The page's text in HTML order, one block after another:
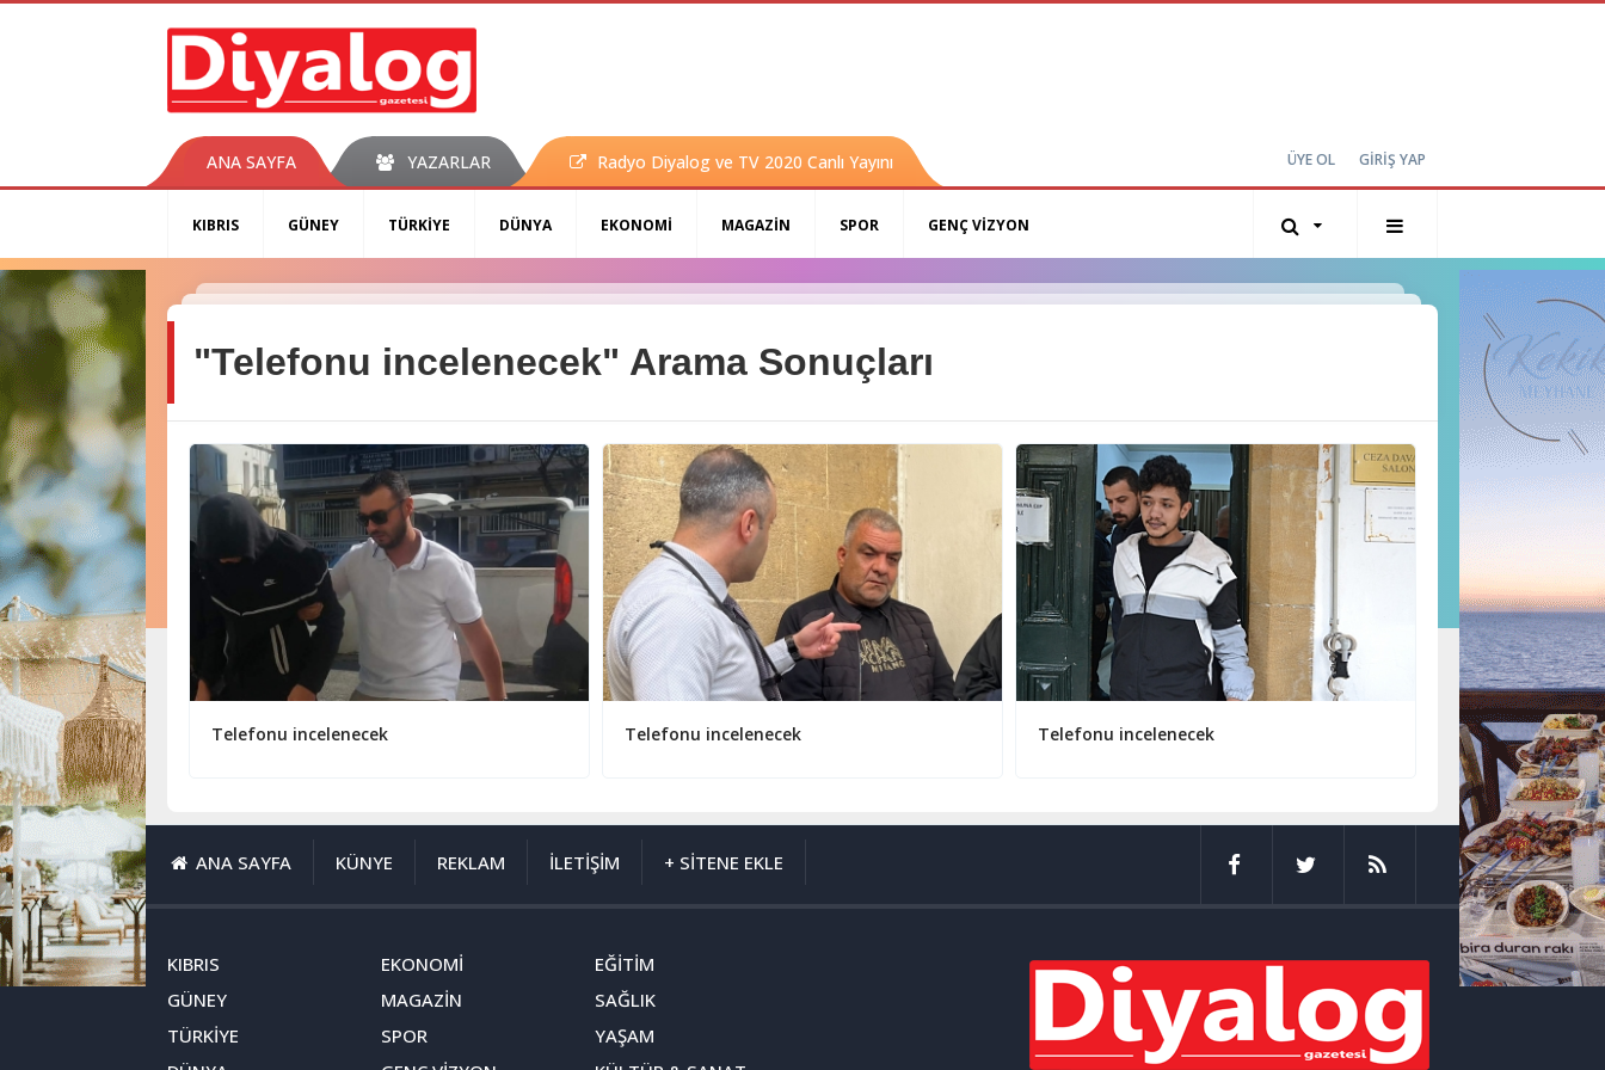
ANA SAYFA YAZARLAR Radyo Diyalog ve TV 2020 Canlı Yayını ÜYE OL GİRİŞ YAP
KIBRIS GÜNEY TÜRKİYE DÜNYA EKONOMİ MAGAZİN SPOR GENÇ VİZYON
"Telefonu incelenecek" Arama Sonuçları
Telefonu incelenecek Telefonu incelenecek Telefonu incelenecek
ANA SAYFA KÜNYE REKLAM İLETİŞİM + SİTENE EKLE
KIBRIS
GÜNEY
TÜRKİYE
EKONOMİ
MAGAZİN
SPOR
EĞİTİM
SAĞLIK
YAŞAM